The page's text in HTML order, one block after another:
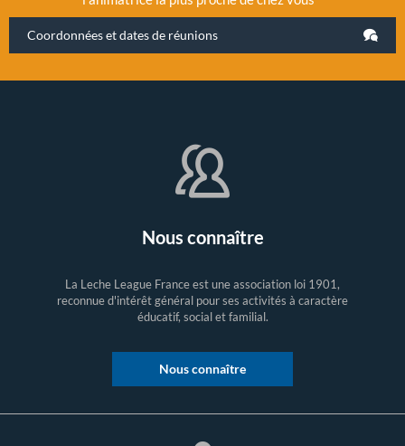
Coordonnées et dates de réunions
Nous connaître
La Leche League France est une association loi 1901,
reconnue d'intérêt général pour ses activités à caractère
éducatif, social et familial.
Nous connaître